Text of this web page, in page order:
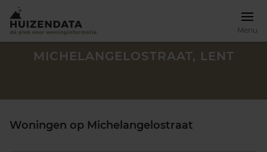
Menu
MICHELANGELOSTRAAT, LENT
Woningen op Michelangelostraat